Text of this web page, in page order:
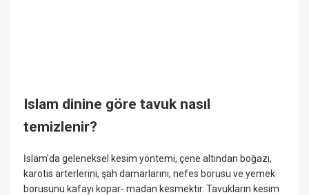
Islam dinine göre tavuk nasıl
temizlenir?
İslam'da geleneksel kesim yöntemi, çene altından boğazı,
karotis arterlerini, şah damarlarını, nefes borusu ve yemek
borusunu kafayı kopar- madan kesmektir. Tavukların kesim